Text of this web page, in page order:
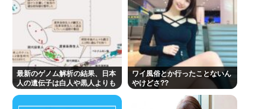
最新のゲノム解析の結果、日本
人の遺伝子は白人や黒人よりも
ワイ風俗とか行ったことないん
やけどさ??